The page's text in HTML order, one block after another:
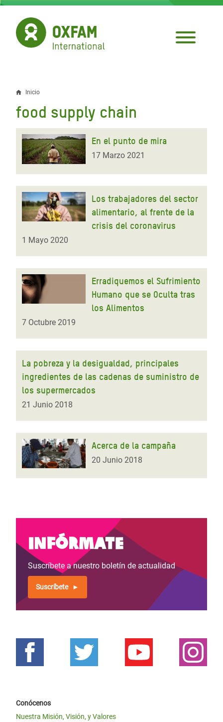
Pasar
contenido
principal
Sobrescribir
enlaces
de
ayuda
a
la
navegación
Inicio
food supply chain
En el punto de mira
17 Marzo 2021
Los trabajadores del sector
alimentario, al frente de la
crisis del coronavirus
1 Mayo 2020
Erradiquemos el Sufrimiento
Humano que se Oculta tras
los Alimentos
7 Octubre 2019
La pobreza y la desigualdad, principales
ingredientes de las cadenas de suministro de
los supermercados
21 Junio 2018
Acerca de la campaña
20 Junio 2018
Infórmate
Suscríbete a nuestro boletín de actualidad
Suscríbete
Conócenos
Nuestra Misión, Visión, y Valores